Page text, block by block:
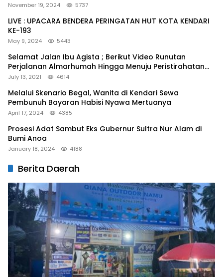
November 19, 2024 5737
LIVE : UPACARA BENDERA PERINGATAN HUT KOTA KENDARI
KE-193
May 9, 2024 5443
Selamat Jalan Ibu Agista ; Berikut Video Runutan
Perjalanan Almarhumah Hingga Menuju Peristirahatan
Terakhir
July 13, 2021 4614
Melalui Skenario Begal, Wanita di Kendari Sewa
Pembunuh Bayaran Habisi Nyawa Mertuanya
April 17, 2024 4385
Prosesi Adat Sambut Eks Gubernur Sultra Nur Alam di
Bumi Anoa
January 18, 2024 4188
Berita Daerah